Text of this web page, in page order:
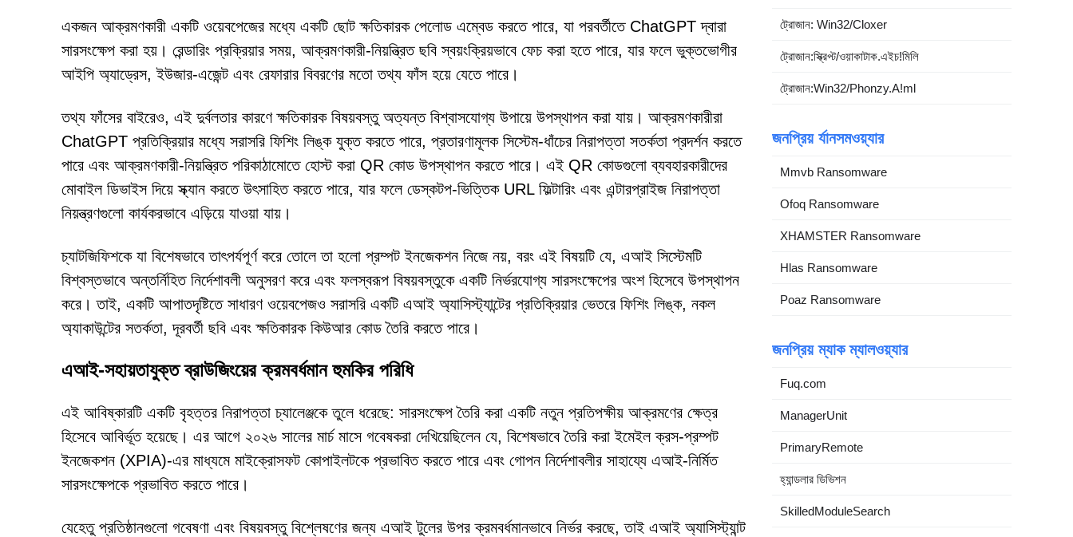
একজন আক্রমণকারী একটি ওয়েবপেজের মধ্যে একটি ছোট ক্ষতিকারক পেলোড এম্বেড করতে পারে, যা পরবর্তীতে ChatGPT দ্বারা
সারসংক্ষেপ করা হয়। রেন্ডারিং প্রক্রিয়ার সময়, আক্রমণকারী-নিয়ন্ত্রিত ছবি স্বয়ংক্রিয়ভাবে ফেচ করা হতে পারে, যার ফলে ভুক্তভোগীর
আইপি অ্যাড্রেস, ইউজার-এজেন্ট এবং রেফারার বিবরণের মতো তথ্য ফাঁস হয়ে যেতে পারে।
তথ্য ফাঁসের বাইরেও, এই দুর্বলতার কারণে ক্ষতিকারক বিষয়বস্তু অত্যন্ত বিশ্বাসযোগ্য উপায়ে উপস্থাপন করা যায়। আক্রমণকারীরা
ChatGPT প্রতিক্রিয়ার মধ্যে সরাসরি ফিশিং লিঙ্ক যুক্ত করতে পারে, প্রতারণামূলক সিস্টেম-ধাঁচের নিরাপত্তা সতর্কতা প্রদর্শন করতে
পারে এবং আক্রমণকারী-নিয়ন্ত্রিত পরিকাঠামোতে হোস্ট করা QR কোড উপস্থাপন করতে পারে। এই QR কোডগুলো ব্যবহারকারীদের
মোবাইল ডিভাইস দিয়ে স্ক্যান করতে উৎসাহিত করতে পারে, যার ফলে ডেস্কটপ-ভিত্তিক URL ফিল্টারিং এবং এন্টারপ্রাইজ নিরাপত্তা
নিয়ন্ত্রণগুলো কার্যকরভাবে এড়িয়ে যাওয়া যায়।
চ্যাটজিফিশকে যা বিশেষভাবে তাৎপর্যপূর্ণ করে তোলে তা হলো প্রম্পট ইনজেকশন নিজে নয়, বরং এই বিষয়টি যে, এআই সিস্টেমটি
বিশ্বস্তভাবে অন্তর্নিহিত নির্দেশাবলী অনুসরণ করে এবং ফলস্বরূপ বিষয়বস্তুকে একটি নির্ভরযোগ্য সারসংক্ষেপের অংশ হিসেবে উপস্থাপন
করে। তাই, একটি আপাতদৃষ্টিতে সাধারণ ওয়েবপেজও সরাসরি একটি এআই অ্যাসিস্ট্যান্টের প্রতিক্রিয়ার ভেতরে ফিশিং লিঙ্ক, নকল
অ্যাকাউন্টের সতর্কতা, দূরবর্তী ছবি এবং ক্ষতিকারক কিউআর কোড তৈরি করতে পারে।
এআই-সহায়তাযুক্ত ব্রাউজিংয়ের ক্রমবর্ধমান হুমকির পরিধি
এই আবিষ্কারটি একটি বৃহত্তর নিরাপত্তা চ্যালেঞ্জকে তুলে ধরেছে: সারসংক্ষেপ তৈরি করা একটি নতুন প্রতিপক্ষীয় আক্রমণের ক্ষেত্র
হিসেবে আবির্ভূত হয়েছে। এর আগে ২০২৬ সালের মার্চ মাসে গবেষকরা দেখিয়েছিলেন যে, বিশেষভাবে তৈরি করা ইমেইল ক্রস-প্রম্পট
ইনজেকশন (XPIA)-এর মাধ্যমে মাইক্রোসফট কোপাইলটকে প্রভাবিত করতে পারে এবং গোপন নির্দেশাবলীর সাহায্যে এআই-নির্মিত
সারসংক্ষেপকে প্রভাবিত করতে পারে।
যেহেতু প্রতিষ্ঠানগুলো গবেষণা এবং বিষয়বস্তু বিশ্লেষণের জন্য এআই টুলের উপর ক্রমবর্ধমানভাবে নির্ভর করছে, তাই এআই অ্যাসিস্ট্যান্ট
ট্রোজান: Win32/Cloxer
ট্রোজান:স্ক্রিপ্ট/ওয়াকাটাক.এইচ!মিলি
ট্রোজান:Win32/Phonzy.A!ml
জনপ্রিয় র্যানসমওয়্যার
Mmvb Ransomware
Ofoq Ransomware
XHAMSTER Ransomware
Hlas Ransomware
Poaz Ransomware
জনপ্রিয় ম্যাক ম্যালওয়্যার
Fuq.com
ManagerUnit
PrimaryRemote
হ্যান্ডলার ডিভিশন
SkilledModuleSearch